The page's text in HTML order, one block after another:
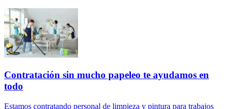
Contratación sin mucho papeleo te ayudamos en
todo
Estamos contratando personal de limpieza y pintura para trabajos